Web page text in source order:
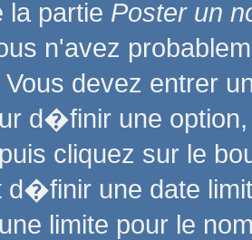
la partie Poster un
n'avez
devez entrer
d�finir une
cliquez sur le
une date
limite pour le